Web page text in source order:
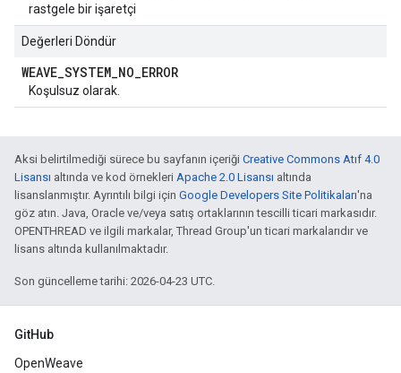
rastgele bir işaretçi
Değerleri Döndür
WEAVE_SYSTEM_NO_ERROR
Koşulsuz olarak.
Aksi belirtilmediği sürece bu sayfanın içeriği Creative Commons Atıf 4.0
Lisansı altında ve kod örnekleri Apache 2.0 Lisansı altında
lisanslanmıştır. Ayrıntılı bilgi için Google Developers Site Politikaları'na
göz atın. Java, Oracle ve/veya satış ortaklarının tescilli ticari markasıdır.
OPENTHREAD ve ilgili markalar, Thread Group'un ticari markalarıdır ve
lisans altında kullanılmaktadır.
Son güncelleme tarihi: 2026-04-23 UTC.
GitHub
OpenWeave